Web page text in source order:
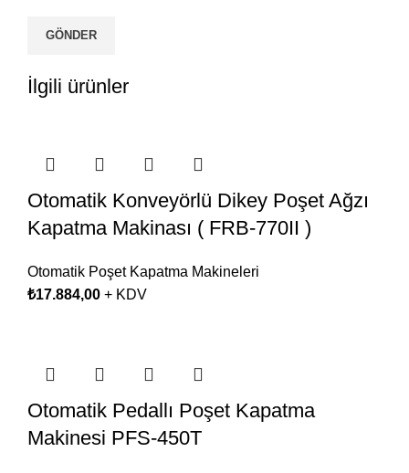
İlgili ürünler
Otomatik Konveyörlü Dikey Poşet Ağzı
Kapatma Makinası ( FRB-770II )
Otomatik Poşet Kapatma Makineleri
₺17.884,00 + KDV
Otomatik Pedallı Poşet Kapatma
Makinesi PFS-450T